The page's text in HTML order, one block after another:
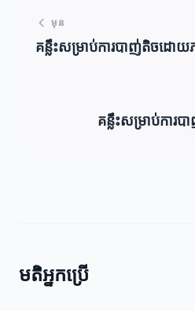
មុន
គន្លឹះសម្រាប់ការបាញ់តិចដោ
គន្លឹះសម្រាប់ការ
មតិអ្នកប្រើ